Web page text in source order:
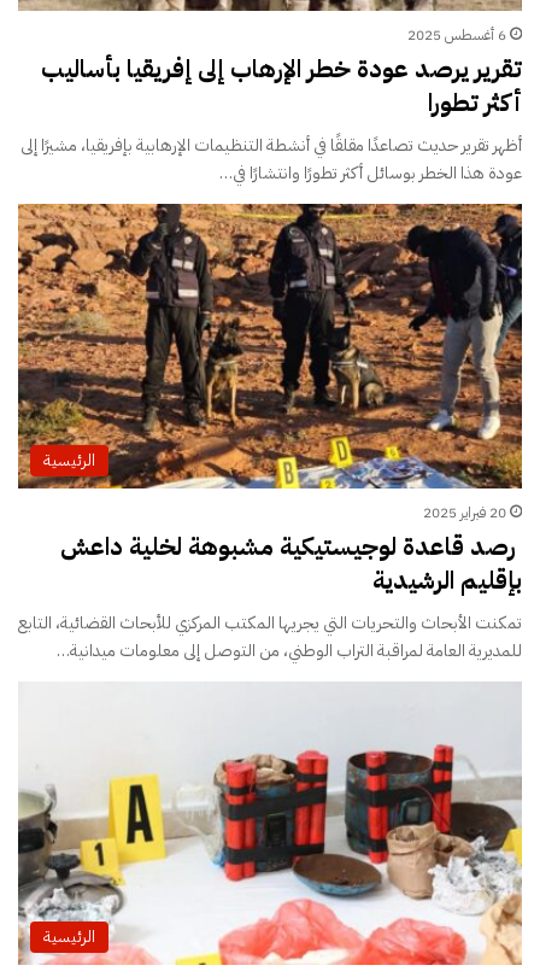
6 أغسطس 2025
تقرير يرصد عودة خطر الإرهاب إلى إفريقيا بأساليب
أكثر تطورا
أظهر تقرير حديث تصاعدًا مقلقًا في أنشطة التنظيمات الإرهابية بإفريقيا، مشيرًا إلى
عودة هذا الخطر بوسائل أكثر تطورًا وانتشارًا في…
الرئيسية
20 فبراير 2025
رصد قاعدة لوجيستيكية مشبوهة لخلية داعش
بإقليم الرشيدية
تمكنت الأبحاث والتحريات التي يجريها المكتب المركزي للأبحاث القضائية، التابع
للمديرية العامة لمراقبة التراب الوطني، من التوصل إلى معلومات ميدانية…
الرئيسية